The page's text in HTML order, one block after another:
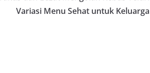
Variasi Menu Sehat untuk Keluarga